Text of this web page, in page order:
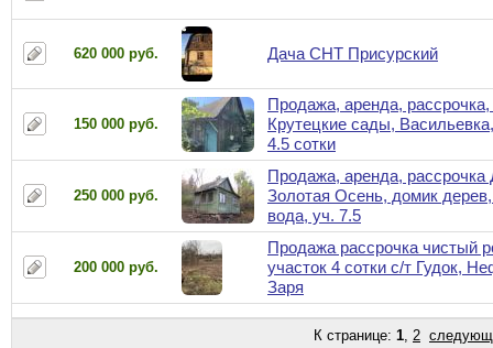
620 000 руб. Дача СНТ Присурский
150 000 руб.
Продажа, аренда,
Крутецкие сады,
4.5 сотки
250 000 руб.
Продажа, аренда, рассрочка
Золотая Осень, домик дерев,
вода, уч. 7.5
200 000 руб.
Продажа рассрочка чистый
участок 4 сотки с/т Гудок,
Заря
К странице: 1, 2